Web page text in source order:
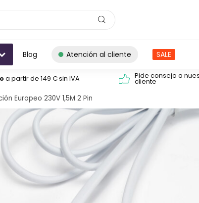
Blog Atención al cliente SALE
a partir de 149 € sin IVA Pide consejo a
cliente
Europeo 230V 1,5M 2 Pin